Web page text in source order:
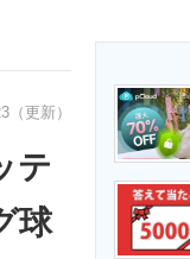
経営リーダーのコミュニティ
製造業のIT導入・活用を支援
（更新）
テ
球